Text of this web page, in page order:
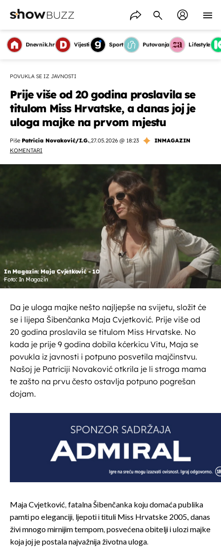
Dnevnik.hr Vijesti Sport Putovanja Lifestyle
POVUKLA SE IZ JAVNOSTI
Prije više od 20 godina proslavila se
titulom Miss Hrvatske, a danas joj je
uloga majke na prvom mjestu
Piše Patricia Novaković/I.G.,27.05.2026 @ 18:23
INMAGAZIN
KOMENTARI
In Magazin: Maja Cvjetković - 10
Foto: In Magazin
Da je uloga majke nešto najljepše na svijetu, složit će
se i lijepa Šibenčanka Maja Cvjetković. Prije više od
20 godina proslavila se titulom Miss Hrvatske. No
kada je prije 9 godina dobila kćerkicu Vitu, Maja se
povukla iz javnosti i potpuno posvetila majčinstvu.
Našoj je Patriciji Novaković otkrila je li stroga mama
te zašto na prvu često ostavlja potpuno pogrešan
dojam.
Maja Cvjetković, fatalna Šibenčanka koju domaća publika
pamti po eleganciji, ljepoti i tituli Miss Hrvatske 2005., danas
živi mnogo mirnijim tempom, posvećena obitelji i ulozi majke
koja joj je postala najvažnija životna uloga.
OMOGUĆI OBAVIJESTI